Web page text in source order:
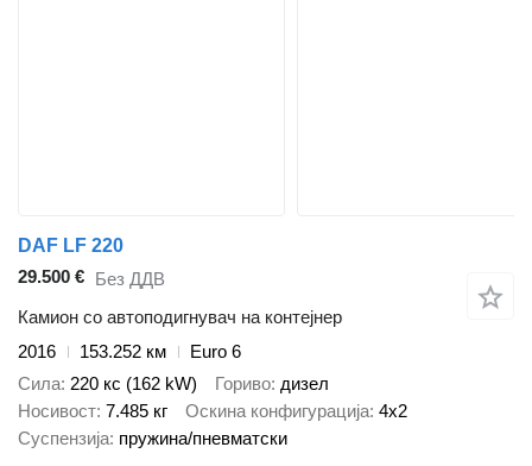
DAF LF 220
29.500 € Без ДДВ
Камион со автоподигнувач на контејнер
2016
153.252 км
Euro 6
Сила 220 кс (162 kW) Гориво дизел
Носивост 7.485 кг Оскина конфигурација 4x2
Суспензија пружина/пневматски